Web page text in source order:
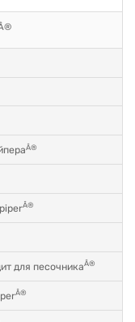
Â®
Â®
для песочникаÂ®
Â®